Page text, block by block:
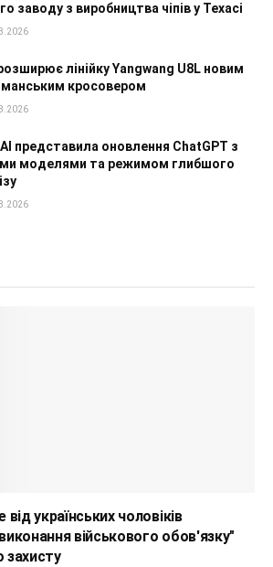
заводу з виробництва чіпів у Техасі
лінійку Yangwang U8L новим
кросовером
представила оновлення ChatGPT з
моделями та режимом глибшого
українських чоловіків
військового обов'язку"
захисту